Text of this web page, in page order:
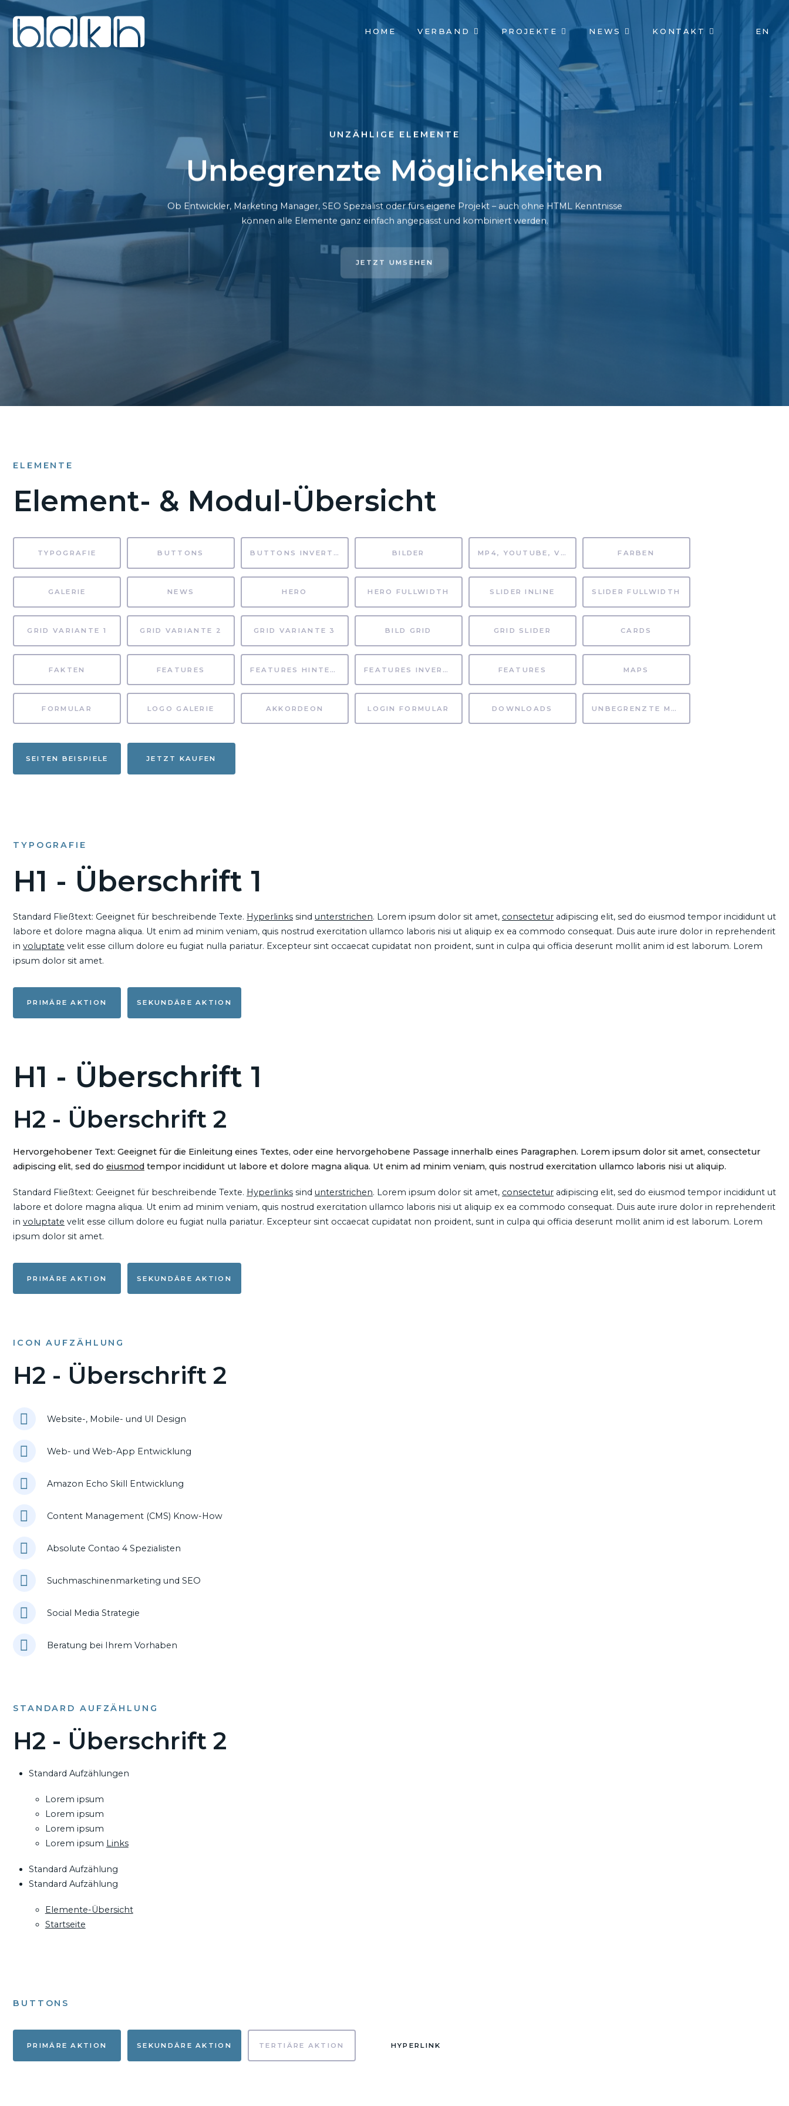
NAVIGATION
ÜBERSPRINGEN
HOME VERBAND PROJEKTE NEWS KONTAKT EN
UNZÄHLIGE ELEMENTE
Unbegrenzte Möglichkeiten
Ob Entwickler, Marketing Manager, SEO Spezialist oder fürs eigene Projekt – auch ohne HTML Kenntnisse
können alle Elemente ganz einfach angepasst und kombiniert werden.
JETZT UMSEHEN
ELEMENTE
Element- & Modul-Übersicht
TYPOGRAFIE BUTTONS BUTTONS INVERTIERT BILDER MP4, YOUTUBE, VIMEO FARBEN
GALERIE NEWS HERO HERO FULLWIDTH SLIDER INLINE SLIDER FULLWIDTH
GRID VARIANTE 1 GRID VARIANTE 2 GRID VARIANTE 3 BILD GRID GRID SLIDER CARDS
FAKTEN FEATURES FEATURES HINTERGRUND FEATURES INVERTIERT FEATURES MAPS
FORMULAR LOGO GALERIE AKKORDEON LOGIN FORMULAR DOWNLOADS UNBEGRENZTE MÖGLICHKEITEN
SEITEN BEISPIELE JETZT KAUFEN
TYPOGRAFIE
H1 - Überschrift 1
Standard Fließtext: Geeignet für beschreibende Texte. Hyperlinks sind unterstrichen. Lorem ipsum dolor sit amet, consectetur adipiscing elit, sed do eiusmod tempor incididunt ut
labore et dolore magna aliqua. Ut enim ad minim veniam, quis nostrud exercitation ullamco laboris nisi ut aliquip ex ea commodo consequat. Duis aute irure dolor in reprehenderit
in voluptate velit esse cillum dolore eu fugiat nulla pariatur. Excepteur sint occaecat cupidatat non proident, sunt in culpa qui officia deserunt mollit anim id est laborum. Lorem
ipsum dolor sit amet.
PRIMÄRE AKTION SEKUNDÄRE AKTION
H1 - Überschrift 1
H2 - Überschrift 2
Hervorgehobener Text: Geeignet für die Einleitung eines Textes, oder eine hervorgehobene Passage innerhalb eines Paragraphen. Lorem ipsum dolor sit amet, consectetur
adipiscing elit, sed do eiusmod tempor incididunt ut labore et dolore magna aliqua. Ut enim ad minim veniam, quis nostrud exercitation ullamco laboris nisi ut aliquip.
Standard Fließtext: Geeignet für beschreibende Texte. Hyperlinks sind unterstrichen. Lorem ipsum dolor sit amet, consectetur adipiscing elit, sed do eiusmod tempor incididunt ut
labore et dolore magna aliqua. Ut enim ad minim veniam, quis nostrud exercitation ullamco laboris nisi ut aliquip ex ea commodo consequat. Duis aute irure dolor in reprehenderit
in voluptate velit esse cillum dolore eu fugiat nulla pariatur. Excepteur sint occaecat cupidatat non proident, sunt in culpa qui officia deserunt mollit anim id est laborum. Lorem
ipsum dolor sit amet.
PRIMÄRE AKTION SEKUNDÄRE AKTION
ICON AUFZÄHLUNG
H2 - Überschrift 2
Website-, Mobile- und UI Design
Web- und Web-App Entwicklung
Amazon Echo Skill Entwicklung
Content Management (CMS) Know-How
Absolute Contao 4 Spezialisten
Suchmaschinenmarketing und SEO
Social Media Strategie
Beratung bei Ihrem Vorhaben
STANDARD AUFZÄHLUNG
H2 - Überschrift 2
Standard Aufzählungen
Lorem ipsum
Lorem ipsum
Lorem ipsum
Lorem ipsum Links
Standard Aufzählung
Standard Aufzählung
Elemente-Übersicht
Startseite
BUTTONS
PRIMÄRE AKTION SEKUNDÄRE AKTION TERTIÄRE AKTION HYPERLINK